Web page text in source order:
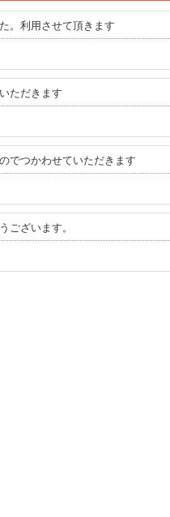
。利用させて頂きます
ただきます
でつかわせていただきます
ございます。